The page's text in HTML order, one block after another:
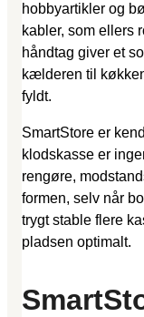
hobbyartikler og
kabler, som ellers
håndtag giver et
kælderen til
fyldt.
SmartStore er
klodskasse er
rengøre,
formen, selv når
trygt stable flere
pladsen optimalt.